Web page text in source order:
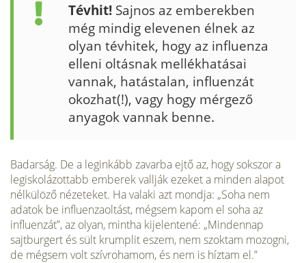
Tévhit! Sajnos az emberekben
még mindig elevenen élnek az
olyan tévhitek, hogy az influenza
elleni oltásnak mellékhatásai
vannak, hatástalan, influenzát
okozhat(!), vagy hogy mérgező
anyagok vannak benne.
Badarság. De a leginkább zavarba ejtő az, hogy sokszor a
legiskolázottabb emberek vallják ezeket a minden alapot
nélkülöző nézeteket. Ha valaki azt mondja: „Soha nem
adatok be influenzaoltást, mégsem kapom el soha az
influenzát”, az olyan, mintha kijelentené: „Mindennap
sajtburgert és sült krumplit eszem, nem szoktam mozogni,
de mégsem volt szívrohamom, és nem is híztam el.”